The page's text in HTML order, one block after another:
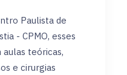
Paulista de
- CPMO, esses
teóricas,
e cirurgias